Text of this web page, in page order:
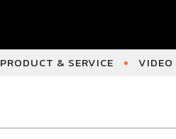
PRODUCT & SERVICE VIDEO